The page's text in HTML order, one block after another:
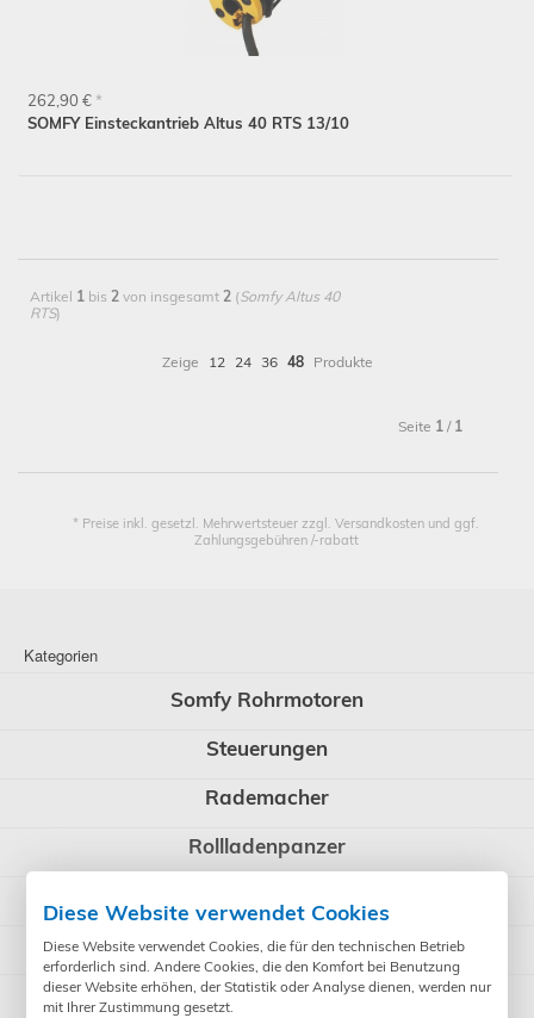
SOMFY Einsteckantrieb Altus 40 RTS 13/10
262,90 € *
Artikel 1 bis 2 von insgesamt 2 (Somfy Altus 40
RTS)
Zeige 12 24 36 48 Produkte
Seite 1 / 1
* Preise inkl. gesetzl. Mehrwertsteuer zzgl. Versandkosten und ggf.
Zahlungsgebühren /-rabatt
Kategorien
Somfy Rohrmotoren
Steuerungen
Rademacher
Rollladenpanzer
BERNER Torantriebe
Rollladenzubehör
Diese Website verwendet Cookies
Diese Website verwendet Cookies, die für den technischen Betrieb
erforderlich sind. Andere Cookies, die den Komfort bei Benutzung
dieser Website erhöhen, der Statistik oder Analyse dienen, werden nur
mit Ihrer Zustimmung gesetzt.